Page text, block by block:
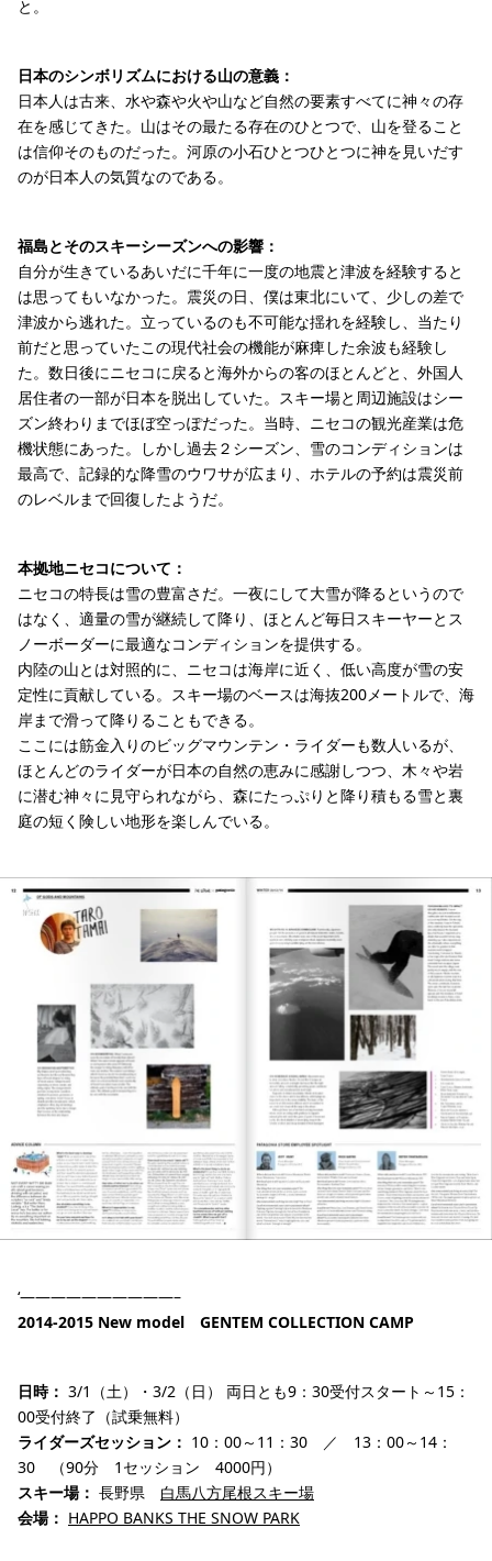
と。
日本のシンボリズムにおける山の意義：
日本人は古来、水や森や火や山など自然の要素すべてに神々の存
在を感じてきた。山はその最たる存在のひとつで、山を登ること
は信仰そのものだった。河原の小石ひとつひとつに神を見いだす
のが日本人の気質なのである。
福島とそのスキーシーズンへの影響：
自分が生きているあいだに千年に一度の地震と津波を経験すると
は思ってもいなかった。震災の日、僕は東北にいて、少しの差で
津波から逃れた。立っているのも不可能な揺れを経験し、当たり
前だと思っていたこの現代社会の機能が麻痺した余波も経験し
た。数日後にニセコに戻ると海外からの客のほとんどと、外国人
居住者の一部が日本を脱出していた。スキー場と周辺施設はシー
ズン終わりまでほぼ空っぽだった。当時、ニセコの観光産業は危
機状態にあった。しかし過去２シーズン、雪のコンディションは
最高で、記録的な降雪のウワサが広まり、ホテルの予約は震災前
のレベルまで回復したようだ。
本拠地ニセコについて：
ニセコの特長は雪の豊富さだ。一夜にして大雪が降るというので
はなく、適量の雪が継続して降り、ほとんど毎日スキーヤーとス
ノーボーダーに最適なコンディションを提供する。
内陸の山とは対照的に、ニセコは海岸に近く、低い高度が雪の安
定性に貢献している。スキー場のベースは海抜200メートルで、海
岸まで滑って降りることもできる。
ここには筋金入りのビッグマウンテン・ライダーも数人いるが、
ほとんどのライダーが日本の自然の恵みに感謝しつつ、木々や岩
に潜む神々に見守られながら、森にたっぷりと降り積もる雪と裏
庭の短く険しい地形を楽しんでいる。
‘——————————–
2014-2015 New model GENTEM COLLECTION CAMP
日時： 3/1（土）・3/2（日） 両日とも9：30受付スタート～15：
00受付終了（試乗無料）
ライダーズセッション： 10：00～11：30 ／ 13：00～14：
30 （90分 1セッション 4000円）
スキー場： 長野県 白馬八方尾根スキー場
会場： HAPPO BANKS THE SNOW PARK